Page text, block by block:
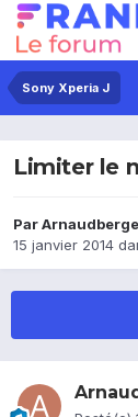
Sony Xperia J
Limiter le
Par
15 janvier 2014